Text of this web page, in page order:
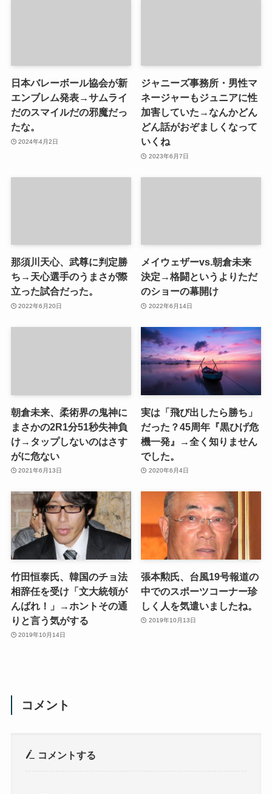
日本バレーボール協会が新
エンブレム発表→サムライ
だのスマイルだの邪魔だっ
たな。
2024年4月2日
ジャニーズ事務所・男性マ
ネージャーもジュニアに性
加害していた→なんかどん
どん話がおぞましくなって
いくね
2023年6月7日
那須川天心、武尊に判定勝
ち→天心選手のうまさが際
立った試合だった。
2022年6月20日
メイウェザーvs.朝倉未来
決定→格闘というよりただ
のショーの幕開け
2022年6月14日
朝倉未来、柔術界の鬼神に
まさかの2R1分51秒失神負
け→タップしないのはさす
がに危ない
2021年6月13日
実は「飛び出したら勝ち」
だった？45周年『黒ひげ危
機一発』→全く知りません
でした。
2020年6月4日
竹田恒泰氏、韓国のチョ法
相辞任を受け「文大統領が
んばれ！」→ホントその通
りと言う気がする
2019年10月14日
張本勲氏、台風19号報道の
中でのスポーツコーナー珍
しく人を気遣いましたね。
2019年10月13日
コメント
コメントする